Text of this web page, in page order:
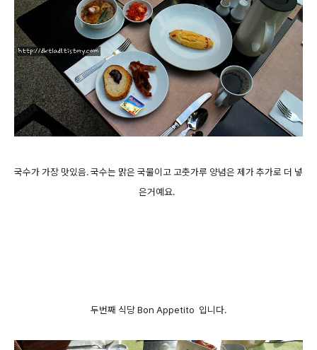
국수가 가장 맛있음. 국수는 맑은 국물이고 고춧가루 양념은 제가 추가로 더 넣
은거예요.
두번째 식당Bon Appetito 입니다.